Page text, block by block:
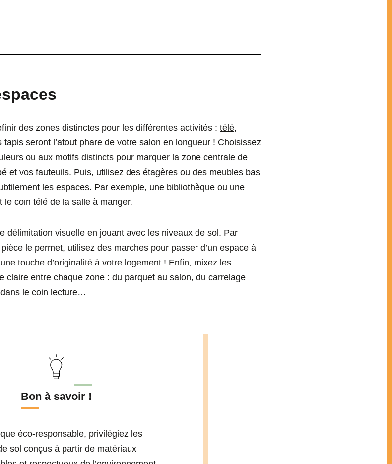
des zones distinctes pour les différentes activités : télé,
seront l’atout phare de votre salon en longueur ! Choisissez
ou aux motifs distincts pour marquer la zone centrale de
et vos fauteuils. Puis, utilisez des étagères ou des meubles bas
les espaces. Par exemple, une bibliothèque ou une
coin télé de la salle à manger.
délimitation visuelle en jouant avec les niveaux de sol. Par
le permet, utilisez des marches pour passer d’un espace à
touche d’originalité à votre logement ! Enfin, mixez les
claire entre chaque zone : du parquet au salon, du carrelage
le coin lecture…
Bon à savoir !
éco-responsable, privilégiez les
sol conçus à partir de matériaux